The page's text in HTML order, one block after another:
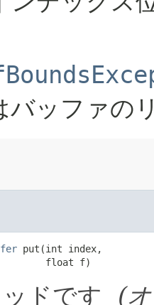
バッファの
put​(int index,
float f)
ドです (